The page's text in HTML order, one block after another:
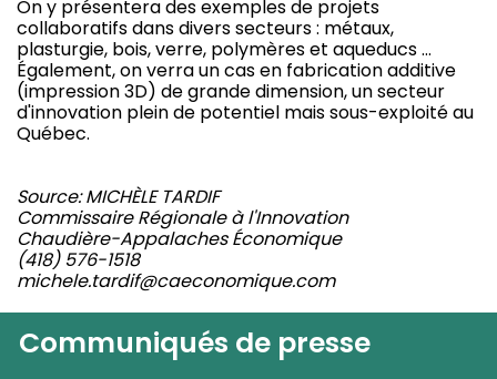
On y présentera des exemples de projets
collaboratifs dans divers secteurs : métaux,
plasturgie, bois, verre, polymères et aqueducs …
Également, on verra un cas en fabrication additive
(impression 3D) de grande dimension, un secteur
d'innovation plein de potentiel mais sous-exploité au
Québec.
Source: MICHÈLE TARDIF
Commissaire Régionale à l'Innovation
Chaudière-Appalaches Économique
(418) 576-1518
michele.tardif@caeconomique.com
Communiqués de presse